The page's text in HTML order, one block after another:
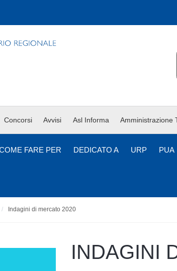
Concorsi Avvisi Asl Informa Amministrazione
FARE PER DEDICATO A URP PUA
Indagini di mercato 2020
INDAGINI